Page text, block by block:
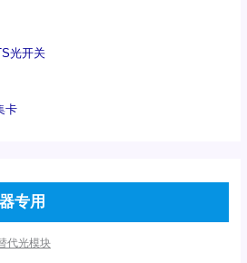
光开关
卡
专用
代光模块